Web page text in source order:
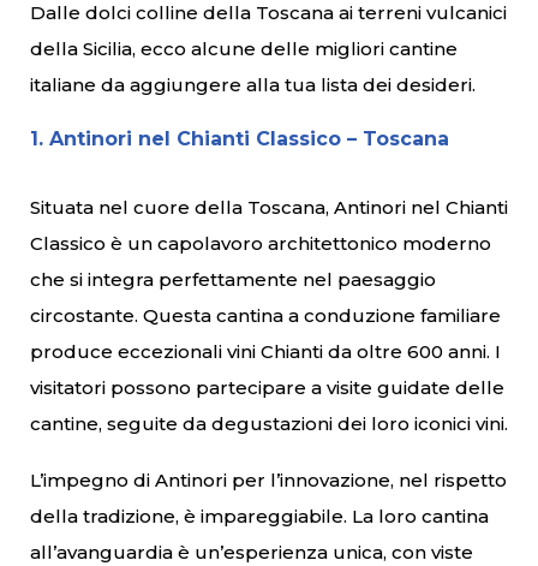
Dalle dolci colline della Toscana ai terreni vulcanici
della Sicilia, ecco alcune delle migliori cantine
italiane da aggiungere alla tua lista dei desideri.
1. Antinori nel Chianti Classico – Toscana
Situata nel cuore della Toscana, Antinori nel Chianti
Classico è un capolavoro architettonico moderno
che si integra perfettamente nel paesaggio
circostante. Questa cantina a conduzione familiare
produce eccezionali vini Chianti da oltre 600 anni. I
visitatori possono partecipare a visite guidate delle
cantine, seguite da degustazioni dei loro iconici vini.
L’impegno di Antinori per l’innovazione, nel rispetto
della tradizione, è impareggiabile. La loro cantina
all’avanguardia è un’esperienza unica, con viste